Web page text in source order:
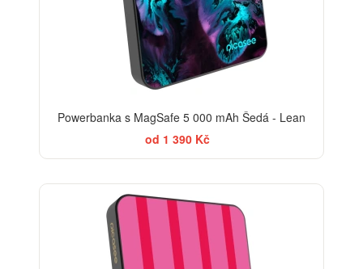
Powerbanka s MagSafe 5 000 mAh Šedá - Lean
od 1 390 Kč